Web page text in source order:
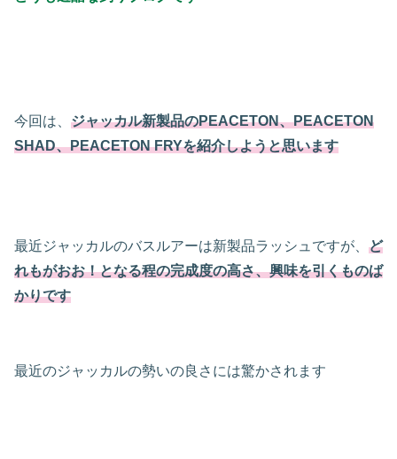
今回は、 ジャッカル新製品のPEACETON、PEACETON
SHAD、PEACETON FRYを紹介しようと思います
最近ジャッカルのバスルアーは新製品ラッシュですが、 ど
れもがおお！となる程の完成度の高さ、興味を引くものば
かりです
最近のジャッカルの勢いの良さには驚かされます